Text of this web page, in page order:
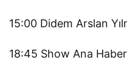
15:00 Didem Arslan
18:45 Show Ana Haber